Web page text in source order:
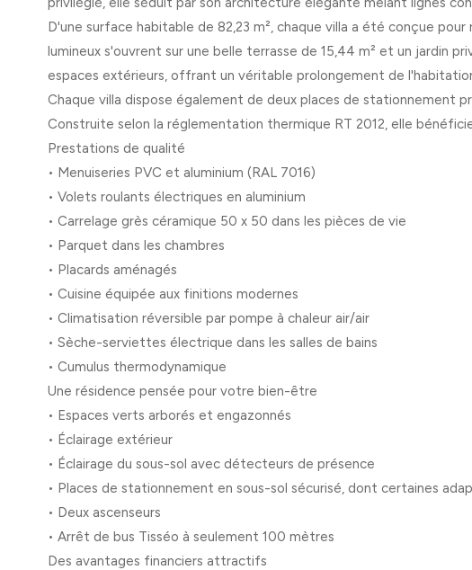
D'une surface habitable de 82,23 m², chaque villa a été conçue
lumineux s'ouvrent sur une belle terrasse de 15,44 m² et un jardin
espaces extérieurs, offrant un véritable prolongement de
Chaque villa dispose également de deux places de stationnement
Construite selon la réglementation thermique RT 2012, elle
Prestations de qualité
• Menuiseries PVC et aluminium (RAL 7016)
• Volets roulants électriques en aluminium
• Carrelage grès céramique 50 x 50 dans les pièces de vie
• Parquet dans les chambres
• Placards aménagés
• Cuisine équipée aux finitions modernes
• Climatisation réversible par pompe à chaleur air/air
• Sèche-serviettes électrique dans les salles de bains
• Cumulus thermodynamique
Une résidence pensée pour votre bien-être
• Espaces verts arborés et engazonnés
• Éclairage extérieur
• Éclairage du sous-sol avec détecteurs de présence
• Places de stationnement en sous-sol sécurisé, dont certaines
• Deux ascenseurs
• Arrêt de bus Tisséo à seulement 100 mètres
Des avantages financiers attractifs